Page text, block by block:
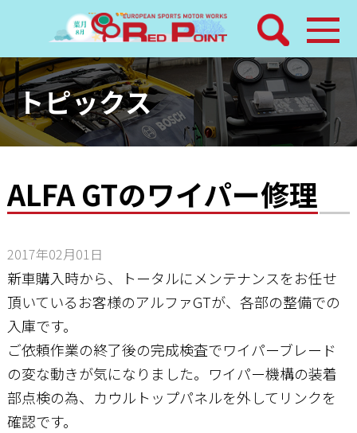
検索
ホーム
トピックス
レッドポイントパーツ
その他サービス
店舗案内
工場通信
お問い合わせ
トピックス
ALFA GTのワイパー修理
2017年02月01日
新車購入時から、トータルにメンテナンスをお任せ
頂いているお客様のアルファGTが、各部の整備での
入庫です。
ご依頼作業の終了後の完成検査でワイパーブレード
の変な動きが気になりました。ワイパー機構の装着
部点検の為、カウルトップパネルを外してリンクを
確認です。